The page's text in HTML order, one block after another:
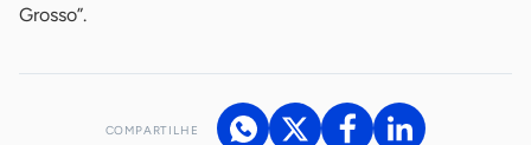
Grosso”.
COMPARTILHE